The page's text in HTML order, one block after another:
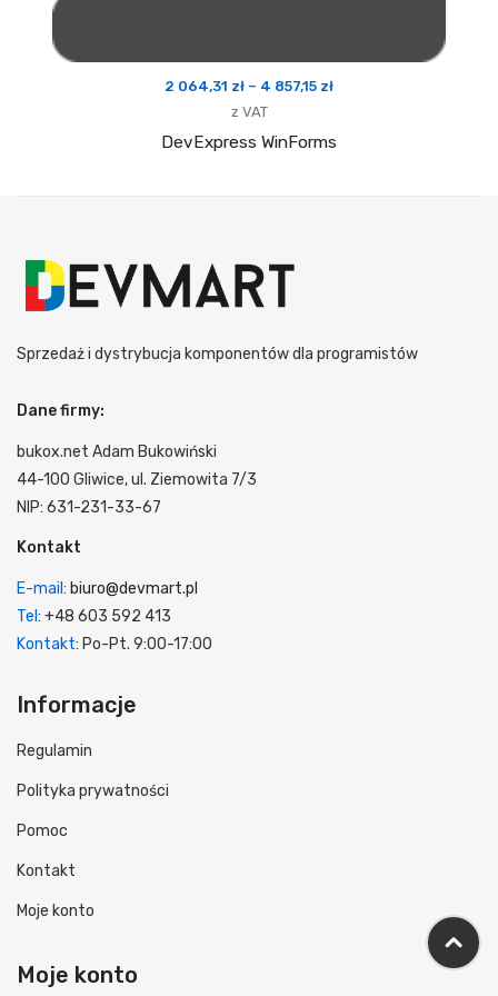
2 064,31 zł – 4 857,15 złZakres
od
z VAT
DevExpress WinForms
Sprzedaż i dystrybucja komponentów dla programistów
Dane firmy:
bukox.net Adam Bukowiński
44-100 Gliwice, ul. Ziemowita 7/3
NIP: 631-231-33-67
Kontakt
E-mail: biuro@devmart.pl
Tel : +48 603 592 413
Kontakt: Po-Pt. 9:00-17:00
Informacje
Regulamin
Polityka prywatności
Pomoc
Kontakt
Moje konto
Moje konto